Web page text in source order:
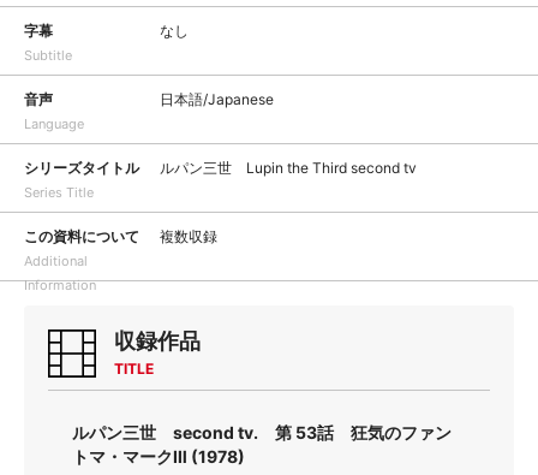
字幕
Subtitle
なし
音声
Language
日本語/Japanese
シリーズタイトル
Series Title
ルパン三世 Lupin the Third second tv
この資料について
Additional
Information
複数収録
収録作品
TITLE
ルパン三世 second tv. 第 53話 狂気のファン
トマ・マークⅢ (1978)